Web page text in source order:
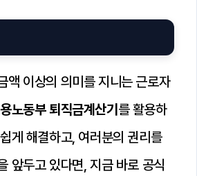
액 이상의 의미를 지니는 근로자
노동부 퇴직금계산기 를 활용하
게 해결하고, 여러분의 권리를
앞두고 있다면, 지금 바로 공식